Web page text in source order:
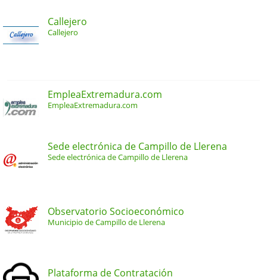
Callejero
Callejero
EmpleaExtremadura.com
EmpleaExtremadura.com
Sede electrónica de Campillo de Llerena
Sede electrónica de Campillo de Llerena
Observatorio Socioeconómico
Municipio de Campillo de Llerena
Plataforma de Contratación